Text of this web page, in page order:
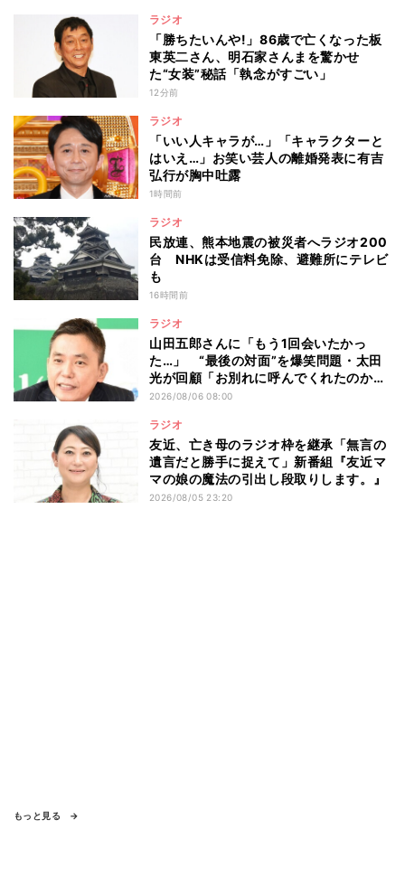
ラジオ
「勝ちたいんや!」86歳で亡くなった板
東英二さん、明石家さんまを驚かせ
た“女装”秘話「執念がすごい」
12分前
ラジオ
「いい人キャラが…」「キャラクターと
はいえ…」お笑い芸人の離婚発表に有吉
弘行が胸中吐露
1時間前
ラジオ
民放連、熊本地震の被災者へラジオ200
台 NHKは受信料免除、避難所にテレビ
も
16時間前
ラジオ
山田五郎さんに「もう1回会いたかっ
た…」 “最後の対面”を爆笑問題・太田
光が回顧「お別れに呼んでくれたのか
な」
2026/08/06 08:00
ラジオ
友近、亡き母のラジオ枠を継承「無言の
遺言だと勝手に捉えて」新番組『友近マ
マの娘の魔法の引出し段取りします。』
2026/08/05 23:20
もっと見る